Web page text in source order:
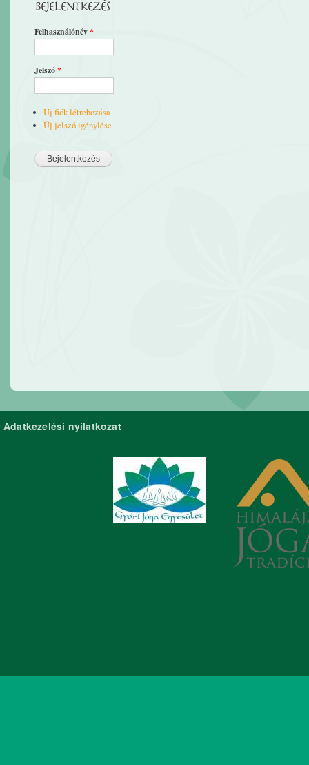
Bejelentkezés
Felhasználónév*
Jelszó*
Új fiók létrehozása
Új jelszó igénylése
Adatkezelési nyilatkozat